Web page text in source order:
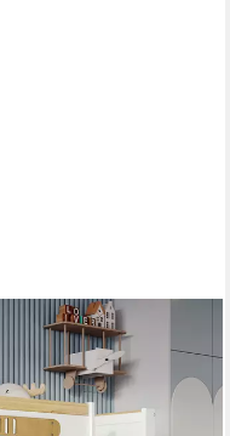
und Leiter Kinderbett
Regale